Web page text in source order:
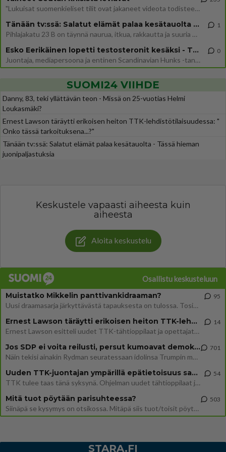
"Lukuisat suomenkieliset tilit ovat jakaneet videota todisteena siitä, että siirtolaisjoukot aiheuttavat edelleen Ceutas
Tänään tv:ssä: Salatut elämät palaa kesätauolta - Tässä hieman juonipaljastuksia
Pihlajakatu 23 B on täynnä naurua, itkua, rakkautta ja suuria salaisuuksia. Suomalaisten yksi pitkäikäisimmistä draamas
1
Esko Eerikäinen lopetti testosteronit kesäksi - Tämä ikävä vaikutus iski heti
Juontaja, mediapersoona ja entinen Scandinavian Hunks -tanssija Esko Eerikäinen on tunnettu avoimuudestaan. Nyt Eerikäi
0
SUOMI24 VIIHDE
Danny, 83, teki yllättävän teon - Missä on 25-vuotias Helmi
Loukasmäki?
Ernest Lawson täräytti erikoisen heiton TTK-lehdistötilaisuudessa: "
Onko tässä tarkoituksena...?"
Tänään tv:ssä: Salatut elämät palaa kesätauolta - Tässä hieman
juonipaljastuksia
Keskustele vapaasti aiheesta kuin
aiheesta
Aloita keskustelu
Osallistu keskusteluun
Muistatko Mikkelin panttivankidraaman?
Uusi draamasarja järkyttävästä tapauksesta on tulossa. Tositapahtumiin perustuva sarja ammentaa vuoden 1986 Mikkelin pan
95
Ernest Lawson täräytti erikoisen heiton TTK-lehdistötilaisuudessa: " Onko tässä tarkoituksena...?"
Ernest Lawson esitteli uudet TTK-tähtioppilaat ja opettajat torstaina 6.8. lehdistölle. Tulevalla kaudella on yksi hausk
14
Jos SDP ei voita reilusti, persut kumoavat demokratian Suomesta
Näin tekisi ainakin Rydman seuratessaan idolinsa Trumpin mallia https://www.is.fi/politiikka/art-2000012187244.html
701
Uuden TTK-juontajan ympärillä epätietoisuus sakenee - Nyt MTV hämmentää soppaa
TTK tulee taas tänä syksynä. Ohjelman uudet tähtioppilaat julkistetaan torstaina 6. elokuuta klo 14 alkavassa lehdistö
54
Mitä tuot pöytään parisuhteessa?
Siinäpä se kysymys on otsikossa. Mitäpä siis tuot/toisit pöytään parisuhteessa? Oletko mies vai nainen? Koetko sen mitä
503
STARA.FI